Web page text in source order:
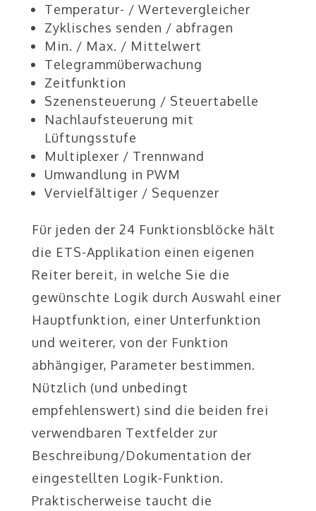
Temperatur- / Wertevergleicher
Zyklisches senden / abfragen
Min. / Max. / Mittelwert
Telegrammüberwachung
Zeitfunktion
Szenensteuerung / Steuertabelle
Nachlaufsteuerung mit
Lüftungsstufe
Multiplexer / Trennwand
Umwandlung in PWM
Vervielfältiger / Sequenzer
Für jeden der 24 Funktionsblöcke hält
die ETS-Applikation einen eigenen
Reiter bereit, in welche Sie die
gewünschte Logik durch Auswahl einer
Hauptfunktion, einer Unterfunktion
und weiterer, von der Funktion
abhängiger, Parameter bestimmen.
Nützlich (und unbedingt
empfehlenswert) sind die beiden frei
verwendbaren Textfelder zur
Beschreibung/Dokumentation der
eingestellten Logik-Funktion.
Praktischerweise taucht die